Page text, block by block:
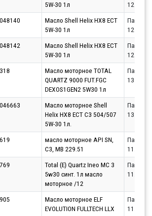
5W-30 1л
Масло Shell Helix HX8 ECT
5W-30 1л
Партнёр
Масло Shell Helix HX8 ECT
5W-30 1л
Партнёр
Масло моторное TOTAL
QUARTZ 9000 FUT.FGC
DEXOS1GEN2 5W30 1л
Партнёр
Масло моторное Shell
Helix HX8 ECT C3 504/507
5W-30 1л.
Партнёр
масло моторное API SN,
C3, MB 229.51
Партнёр
Total (E) Quartz Ineo MC 3
5w30 синт. 1л масло
моторное /12
Партнёр
Масло моторное ELF
EVOLUTION FULLTECH LLX
Партнёр